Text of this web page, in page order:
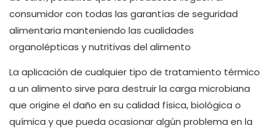
consumidor con todas las garantías de seguridad
alimentaria manteniendo las cualidades
organolépticas y nutritivas del alimento
La aplicación de cualquier tipo de tratamiento térmico
a un alimento sirve para destruir la carga microbiana
que origine el daño en su calidad física, biológica o
química y que pueda ocasionar algún problema en la